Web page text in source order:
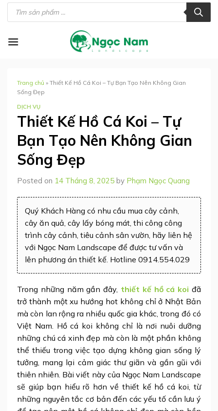
Skip
Tìm
kiếm
phẩm
Trang chủ » Thiết Kế Hồ Cá Koi – Tự Bạn Tạo Nên Không Gian
Sống Đẹp
DỊCH VỤ
Thiết Kế Hồ Cá Koi – Tự
Bạn Tạo Nên Không Gian
Sống Đẹp
Posted on 14 Tháng 8, 2025 by Phạm Ngọc Quang
Quý Khách Hàng có nhu cầu mua cây cảnh,
cây ăn quả, cây lấy bóng mát, thi công công
trình cây cảnh, tiêu cảnh sân vườn, hãy liên hệ
với Ngọc Nam Landscape để được tư vấn và
lên phương án thiết kế. Hotline 0914.554.029
Trong những năm gần đây, thiết kế hồ cá koi đã
trở thành một xu hướng hot không chỉ ở Nhật Bản
mà còn lan rộng ra nhiều quốc gia khác, trong đó có
Việt Nam. Hồ cá koi không chỉ là nơi nuôi dưỡng
những chú cá xinh đẹp mà còn là một phần không
thể thiếu trong việc tạo dựng không gian sống lý
tưởng, mang lại cảm giác thư giãn và gần gũi với
thiên nhiên. Bài viết này của Ngọc Nam Landscape
sẽ giúp bạn hiểu rõ hơn về thiết kế hồ cá koi, từ
những nguyên tắc cơ bản đến các yếu tố cần lưu ý